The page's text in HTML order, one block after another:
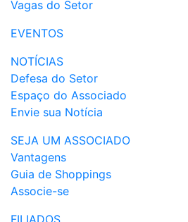
Vagas do Setor
EVENTOS
NOTÍCIAS
Defesa do Setor
Espaço do Associado
Envie sua Notícia
SEJA UM ASSOCIADO
Vantagens
Guia de Shoppings
Associe-se
FILIADOS